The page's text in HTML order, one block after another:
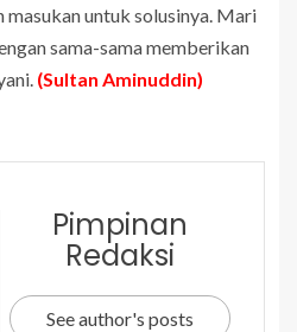
untuk solusinya. Mari
sama-sama memberikan
(Sultan Aminuddin)
Pimpinan
Redaksi
See author's posts